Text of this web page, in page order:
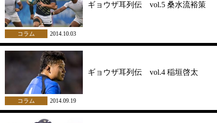
ギョウザ耳列伝 vol.5 桑水流裕策
コラム 2014.10.03
ギョウザ耳列伝 vol.4 稲垣啓太
コラム 2014.09.19